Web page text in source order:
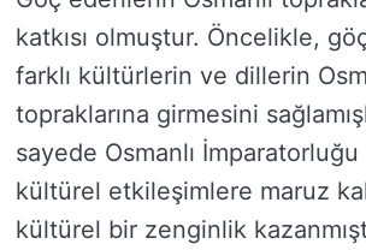
katkısı olmuştur. Öncelikle,
farklı kültürlerin ve dillerin
topraklarına girmesini
sayede Osmanlı
kültürel etkileşimlere maruz
kültürel bir zenginlik